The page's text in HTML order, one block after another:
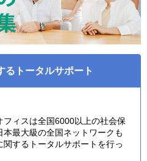
るトータルサポート
フィスは全国6000以上の社会保
最大級の全国ネットワークも
するトータルサポートを行っ